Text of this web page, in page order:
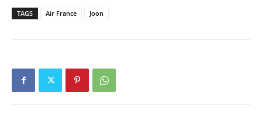
TAGS Air France Joon